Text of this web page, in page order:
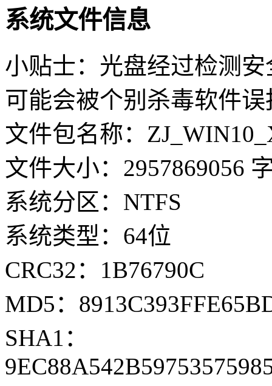
系统文件信息
小贴士：光盘经过检测
可能会被个别杀毒软件
文件包名称：
文件大小：2957869056
系统分区：NTFS
系统类型：64位
CRC32：1B76790C
MD5：
SHA1：